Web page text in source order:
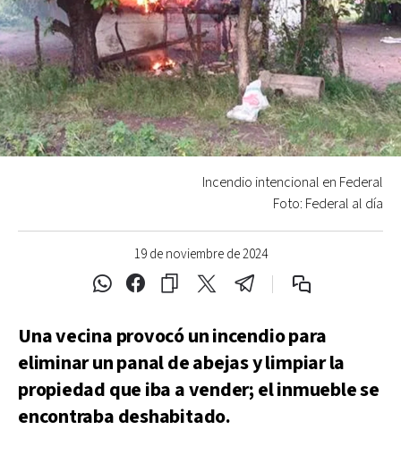
19 de noviembre de 2024
Incendio intencional en Federal
Foto: Federal al día
Una vecina provocó un incendio para
eliminar un panal de abejas y limpiar la
propiedad que iba a vender; el inmueble se
encontraba deshabitado.